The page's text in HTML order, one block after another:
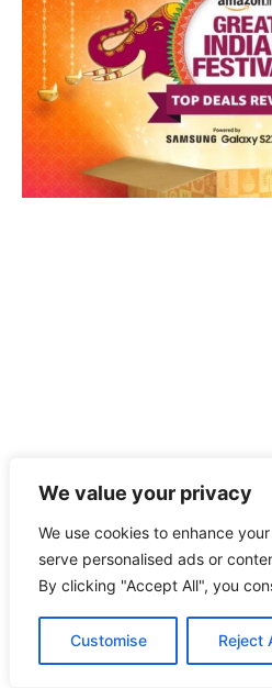
We value your privacy
We use cookies to enhance
serve personalised ads or
By clicking "Accept All", you
Customise Reject